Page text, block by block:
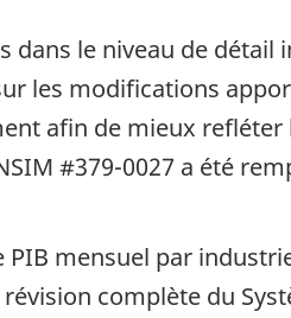
dans le niveau de
les modifications
afin de mieux
#379-0027 a été
mensuel par
complète du